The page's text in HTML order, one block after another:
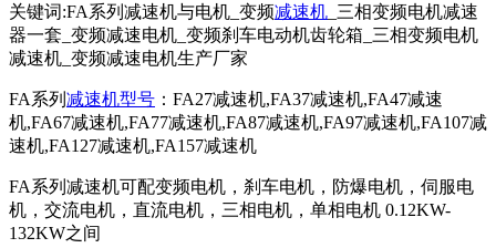
关键词:FA系列减速机与电机_变频减速机 _三相变频电机减速
器一套_变频减速电机_变频刹车电动机齿轮箱_三相变频电机
减速机_变频减速电机生产厂家
FA系列 减速机型号 ：FA27减速机,FA37减速机,FA47减速
机,FA67减速机,FA77减速机,FA87减速机,FA97减速机,FA107减
速机,FA127减速机,FA157减速机
FA系列减速机可配变频电机，刹车电机，防爆电机，伺服电
机，交流电机，直流电机，三相电机，单相电机 0.12KW-
132KW之间